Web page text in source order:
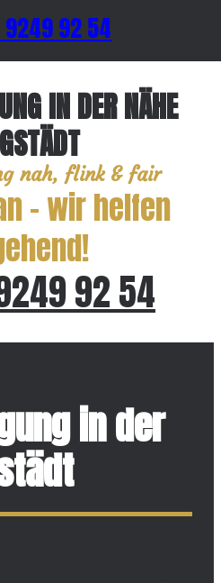
9249 92 54
IN DER NÄHE
nah, flink & fair
– wir helfen
92 54
in der